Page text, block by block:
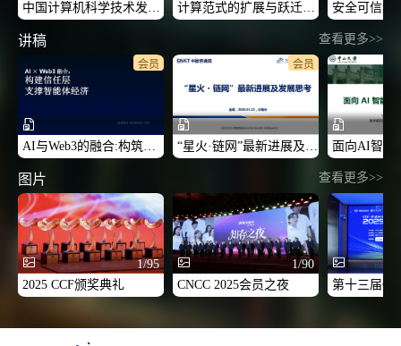
中国计算机科学技术发展报告 计算范式的扩展与跃迁：从CS1.0到CS2+
讲稿 查看更多>>
会员
AI与Web3的融合:构筑智能体经济的信任基石-2026CCF中国区块链技术与应用高峰论坛
会员
“星火·链网”最新进展及发展思考-2026CCF中国区块链技术与应用高峰论坛
图片 查看更多>>
1/95
2025 CCF颁奖典礼
1/90
CNCC 2025会员之夜